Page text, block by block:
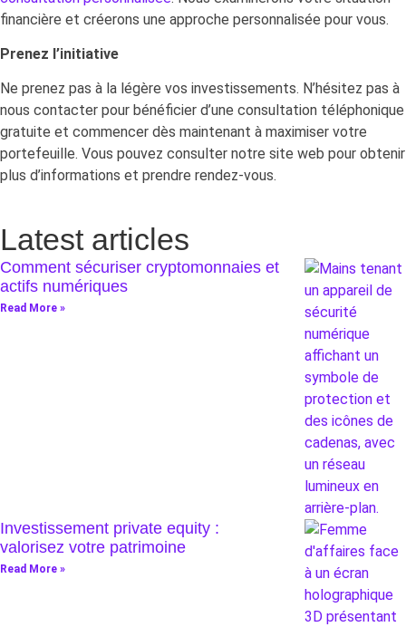
financière et créerons une approche personnalisée pour vous.
Prenez l’initiative
Ne prenez pas à la légère vos investissements. N’hésitez pas à
nous contacter pour bénéficier d’une consultation téléphonique
gratuite et commencer dès maintenant à maximiser votre
portefeuille. Vous pouvez consulter notre site web pour obtenir
plus d’informations et prendre rendez-vous.
Latest articles
Comment sécuriser cryptomonnaies et
actifs numériques
Read More »
Investissement private equity :
valorisez votre patrimoine
Read More »